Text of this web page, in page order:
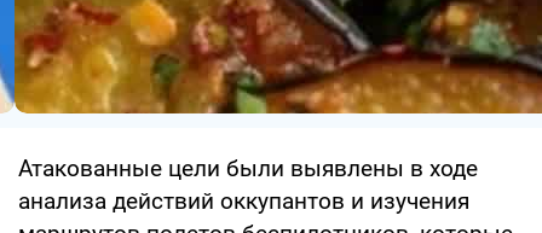
Атакованные цели были выявлены в ходе
анализа действий оккупантов и изучения